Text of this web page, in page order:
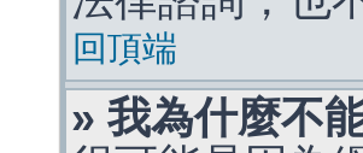
回頂端
» 我為什麼不